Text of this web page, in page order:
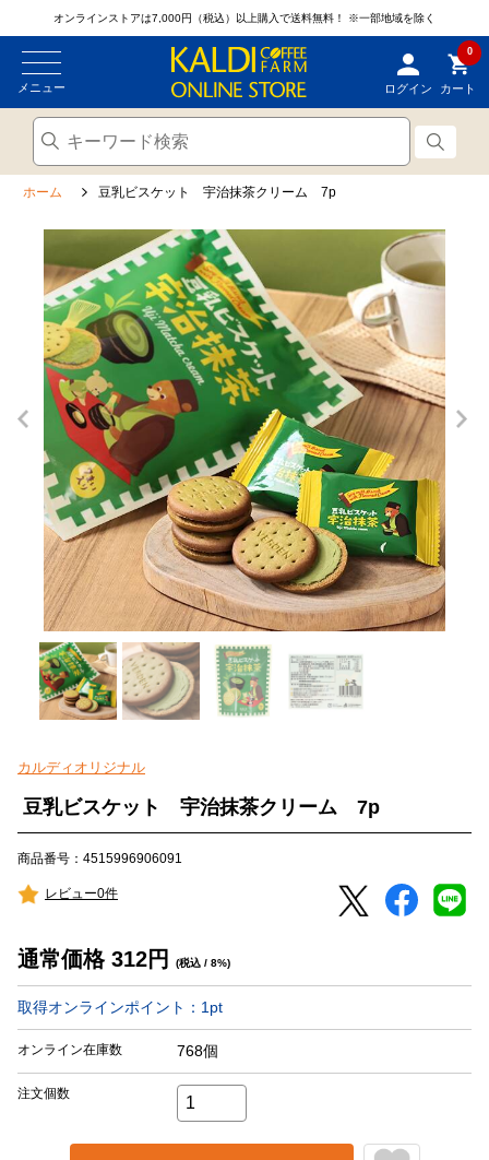
オンラインストアは7,000円（税込）以上購入で送料無料！ ※一部地域を除く
メニュー ログイン
0
カート
ホーム 豆乳ビスケット 宇治抹茶クリーム 7p
カルディオリジナル
豆乳ビスケット 宇治抹茶クリーム 7p
商品番号：4515996906091
レビュー0件
通常価格 312円 (税込 / 8%)
取得オンラインポイント： 1 pt
オンライン在庫数 768個
注文個数